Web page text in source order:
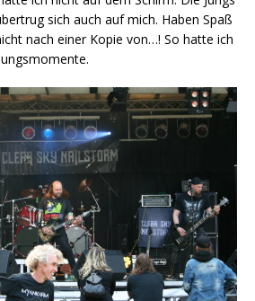
sich auch auf mich. Haben Spaß
nach einer Kopie von…! So hatte ich